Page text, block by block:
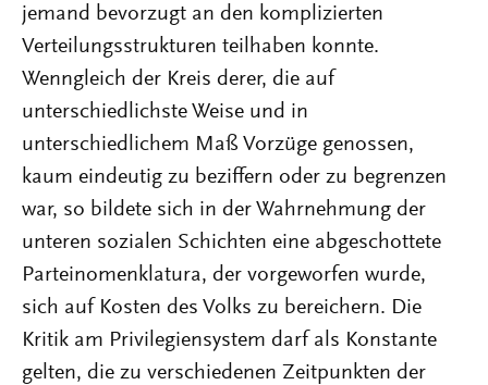
jemand bevorzugt an den komplizierten
Verteilungsstrukturen teilhaben konnte.
Wenngleich der Kreis derer, die auf
unterschiedlichste Weise und in
unterschiedlichem Maß Vorzüge genossen,
kaum eindeutig zu beziffern oder zu begrenzen
war, so bildete sich in der Wahrnehmung der
unteren sozialen Schichten eine abgeschottete
Parteinomenklatura, der vorgeworfen wurde,
sich auf Kosten des Volks zu bereichern. Die
Kritik am Privilegiensystem darf als Konstante
gelten, die zu verschiedenen Zeitpunkten der